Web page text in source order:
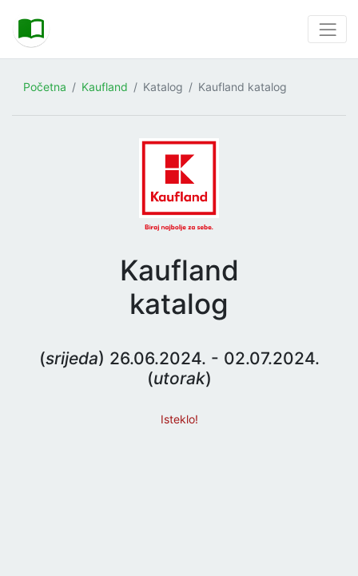
Početna Kaufland Katalog Kaufland katalog
Kaufland
katalog
(srijeda) 26.06.2024. - 02.07.2024.
(utorak)
Isteklo!